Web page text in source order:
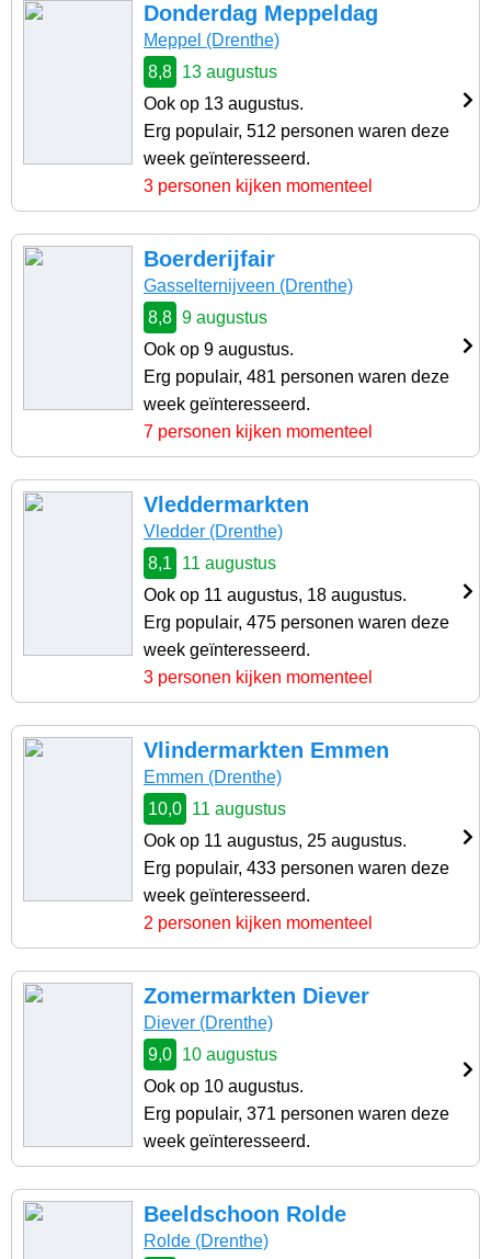
Donderdag Meppeldag
Meppel (Drenthe)
8,8 13 augustus
Ook op 13 augustus.
Erg populair, 512 personen waren deze
week geïnteresseerd.
3 personen kijken momenteel
Boerderijfair
Gasselternijveen (Drenthe)
8,8 9 augustus
Ook op 9 augustus.
Erg populair, 481 personen waren deze
week geïnteresseerd.
7 personen kijken momenteel
Vleddermarkten
Vledder (Drenthe)
8,1
11 augustus
Ook op 11 augustus, 18 augustus.
Erg populair, 475 personen waren deze
week geïnteresseerd.
3 personen kijken momenteel
Vlindermarkten Emmen
Emmen (Drenthe)
10,0 11 augustus
Ook op 11 augustus, 25 augustus.
Erg populair, 433 personen waren deze
week geïnteresseerd.
2 personen kijken momenteel
Zomermarkten Diever
Diever (Drenthe)
9,0 10 augustus
Ook op 10 augustus.
Erg populair, 371 personen waren deze
week geïnteresseerd.
Beeldschoon Rolde
Rolde (Drenthe)